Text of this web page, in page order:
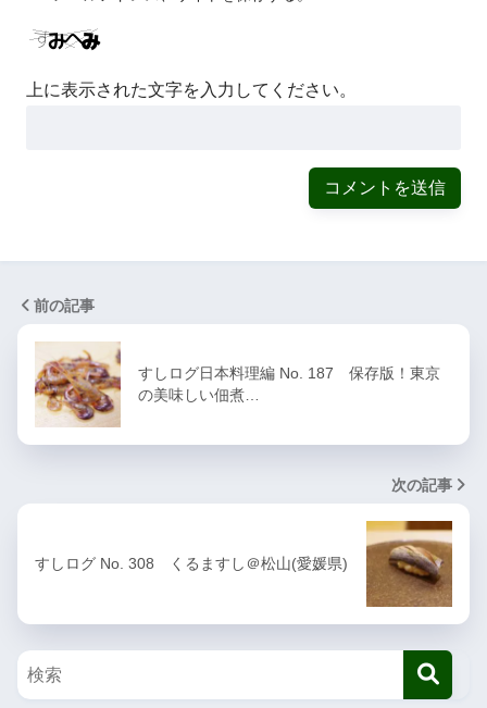
上に表示された文字を入力してください。
前の記事
すしログ日本料理編 No. 187 保存版！東京
の美味しい佃煮…
次の記事
すしログ No. 308 くるますし＠松山(愛媛県)